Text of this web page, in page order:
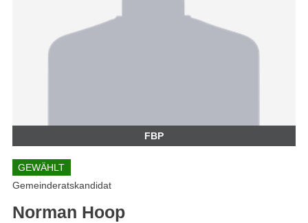
FBP
GEWÄHLT
Gemeinderatskandidat
Norman Hoop